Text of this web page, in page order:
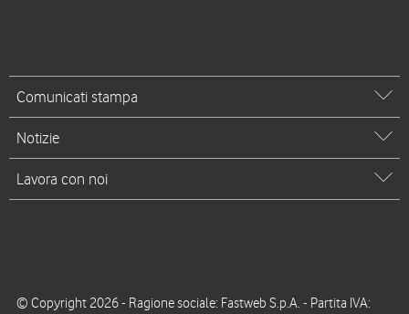
Comunicati stampa
Notizie
Lavora con noi
© Copyright 2026 - Ragione sociale: Fastweb S.p.A. - Partita IVA: